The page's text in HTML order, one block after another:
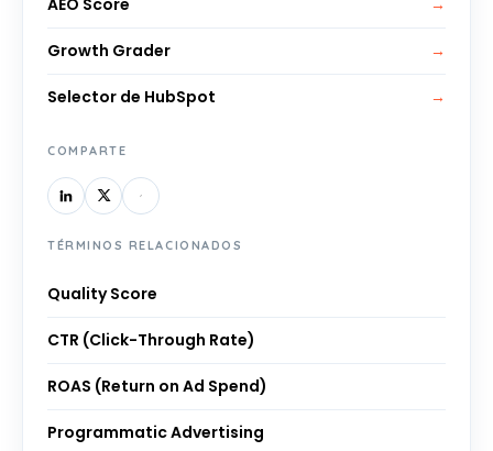
Growth Grader →
Selector de HubSpot →
COMPARTE
TÉRMINOS RELACIONADOS
Quality Score
CTR (Click-Through Rate)
ROAS (Return on Ad Spend)
Programmatic Advertising